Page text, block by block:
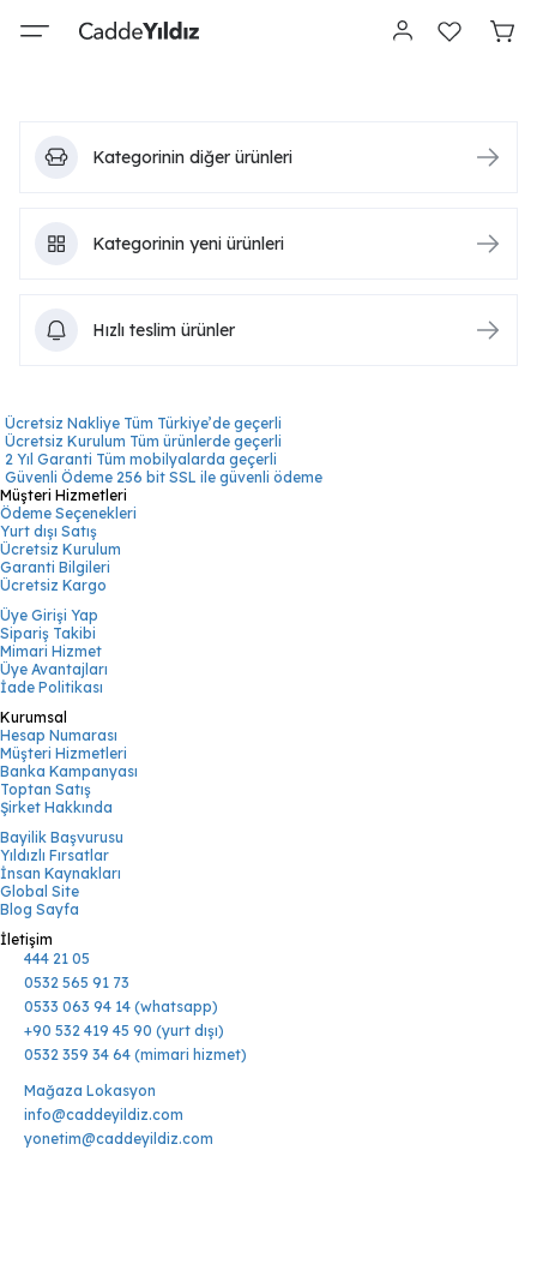
Kategorinin diğer ürünleri
Kategorinin yeni ürünleri
Hızlı teslim ürünler
Ücretsiz Nakliye Tüm Türkiye’de geçerli
Ücretsiz Kurulum Tüm ürünlerde geçerli
2 Yıl Garanti Tüm mobilyalarda geçerli
Güvenli Ödeme 256 bit SSL ile güvenli ödeme
Müşteri Hizmetleri
Ödeme Seçenekleri
Yurt dışı Satış
Ücretsiz Kurulum
Garanti Bilgileri
Ücretsiz Kargo
Üye Girişi Yap
Sipariş Takibi
Mimari Hizmet
Üye Avantajları
İade Politikası
Kurumsal
Hesap Numarası
Müşteri Hizmetleri
Banka Kampanyası
Toptan Satış
Şirket Hakkında
Bayilik Başvurusu
Yıldızlı Fırsatlar
İnsan Kaynakları
Global Site
Blog Sayfa
İletişim
444 21 05
0532 565 91 73
0533 063 94 14 (whatsapp)
+90 532 419 45 90 (yurt dışı)
0532 359 34 64 (mimari hizmet)
Mağaza Lokasyon
info@caddeyildiz.com
yonetim@caddeyildiz.com